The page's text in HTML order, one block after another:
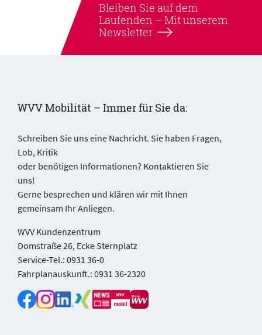
Bleiben Sie auf dem
Laufenden – Mit unserem
Newsletter
WVV Mobilität – Immer für Sie da:
Schreiben Sie uns eine Nachricht. Sie haben Fragen,
Lob, Kritik
oder benötigen Informationen? Kontaktieren Sie
uns!
Gerne besprechen und klären wir mit Ihnen
gemeinsam Ihr Anliegen.
WVV Kundenzentrum
Domstraße 26, Ecke Sternplatz
Service-Tel.: 0931 36-0
Fahrplanauskunft.: 0931 36-2320